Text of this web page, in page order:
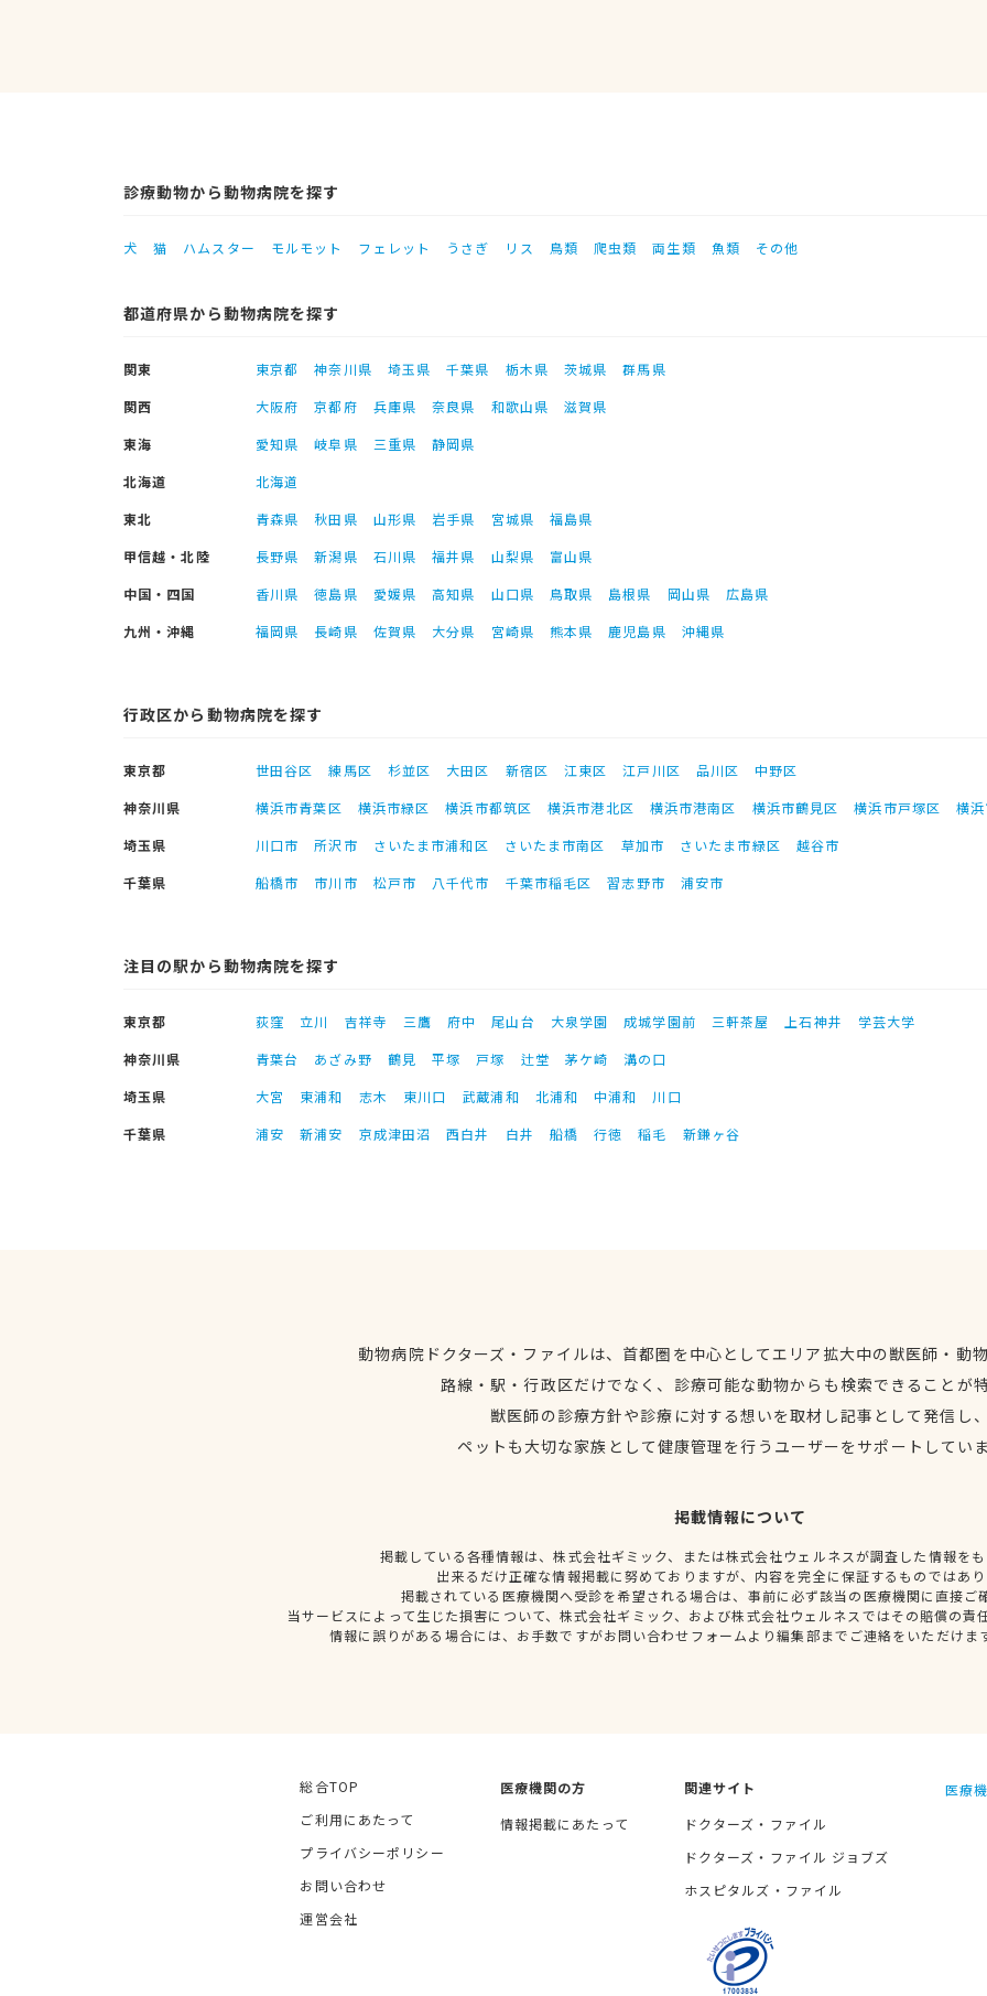
診療動物から動物病院を探す
犬 猫 ハムスター モルモット フェレット うさぎ リス 鳥類 爬虫類 両生類 魚類 その他
都道府県から動物病院を探す
関東 東京都 神奈川県 埼玉県 千葉県 栃木県 茨城県
群馬県
関西
大阪府 京都府 兵庫県 奈良県 和歌山県
滋賀県
東海
愛知県 岐阜県 三重県
静岡県
北海道
北海道
東北
青森県 秋田県 山形県 岩手県 宮城県
福島県
甲信越・北陸
長野県 新潟県 石川県 福井県 山梨県
富山県
中国・四国
香川県 徳島県 愛媛県 高知県 山口県 鳥取県 島根県 岡山県
広島県
九州・沖縄
福岡県 長崎県 佐賀県 大分県 宮崎県 熊本県 鹿児島県 沖縄県
行政区から動物病院を探す
東京都 世田谷区 練馬区 杉並区 大田区 新宿区 江東区 江戸川区 品川区
中野区
神奈川県
横浜市青葉区 横浜市緑区 横浜市都筑区 横浜市港北区 横浜市港南区 横浜市鶴見区 横浜市戸塚区
横
埼玉県
川口市 所沢市 さいたま市浦和区 さいたま市南区 草加市 さいたま市緑区
越谷市
千葉県
船橋市 市川市 松戸市 八千代市 千葉市稲毛区 習志野市 浦安市
注目の駅から動物病院を探す
東京都 荻窪 立川 吉祥寺 三鷹 府中 尾山台 大泉学園 成城学園前 三軒茶屋 上石神井
学芸大学
神奈川県
青葉台 あざみ野 鶴見 平塚 戸塚 辻堂 茅ケ崎
溝の口
埼玉県
大宮 東浦和 志木 東川口 武蔵浦和 北浦和 中浦和
川口
千葉県
浦安 新浦安 京成津田沼 西白井 白井 船橋 行徳 稲毛 新鎌ヶ谷
動物病院ドクターズ・ファイルは、首都圏を中心としてエリア拡大中の獣医師・動
路線・駅・行政区だけでなく、診療可能な動物からも検索できることが
獣医師の診療方針や診療に対する想いを取材し記事として発信し
ペットも大切な家族として健康管理を行うユーザーをサポートしてい
掲載情報について
掲載している各種情報は、株式会社ギミック、または株式会社ウェルネスが調査した情報を
出来るだけ正確な情報掲載に努めておりますが、内容を完全に保証するものではあ
掲載されている医療機関へ受診を希望される場合は、事前に必ず該当の医療機関に直接ご
当サービスによって生じた損害について、株式会社ギミック、および株式会社ウェルネスではその賠償の責
情報に誤りがある場合には、お手数ですがお問い合わせフォームより編集部までご連絡をいただけま
総合TOP
ご利用にあたって
プライバシーポリシー
お問い合わせ
運営会社
医療機関の方
情報掲載にあたって
関連サイト
ドクターズ・ファイル
ドクターズ・ファイル ジョブズ
ホスピタルズ・ファイル
医療